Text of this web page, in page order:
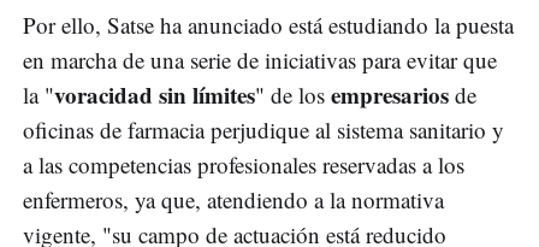
Por ello, Satse ha anunciado está estudiando la puesta
en marcha de una serie de iniciativas para evitar que
la "voracidad sin límites" de los empresarios de
oficinas de farmacia perjudique al sistema sanitario y
a las competencias profesionales reservadas a los
enfermeros, ya que, atendiendo a la normativa
vigente, "su campo de actuación está reducido